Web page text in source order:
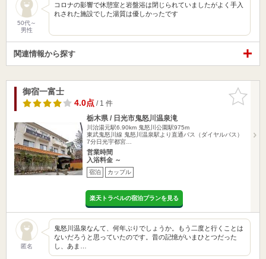
50代～
男性
コロナの影響で休憩室と岩盤浴は閉じられていましたがよく手入
れされた施設でした湯質は優しかったです
関連情報から探す
お気に入
りに追加
御宿一富士
4.0点/ 1 件
栃木県 / 日光市鬼怒川温泉滝
川治湯元駅6.90km 鬼怒川公園駅975m
東武鬼怒川線 鬼怒川温泉駅より直通バス（ダイヤルバス）
7分日光宇都宮…
営業時間
入浴料金 ～
宿泊 カップル
楽天トラベルの宿泊プランを見る
匿名
鬼怒川温泉なんて、何年ぶりでしょうか。もう二度と行くことは
ないだろうと思っていたのです。昔の記憶がいまひとつだった
し、あま…